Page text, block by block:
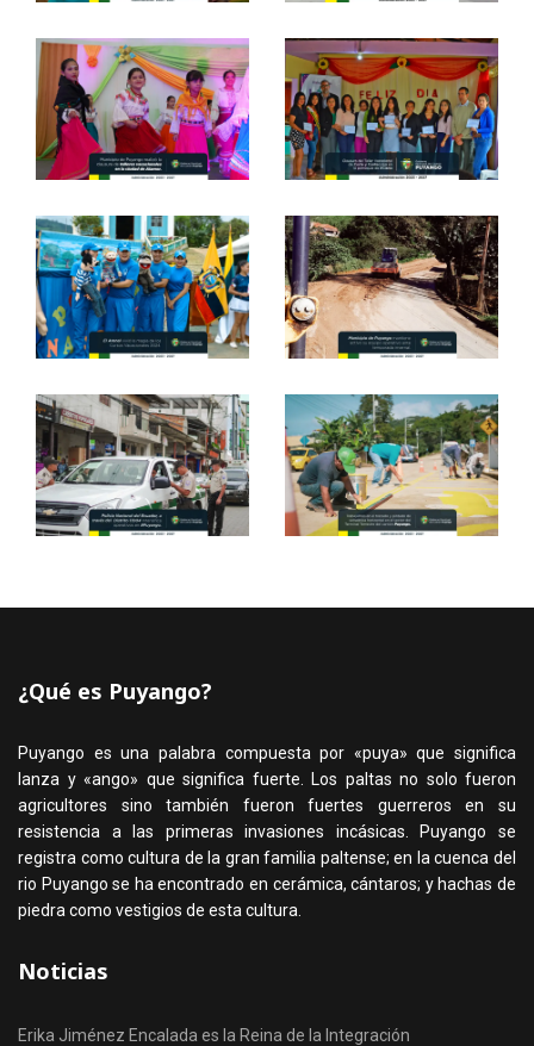
¿Qué es Puyango?
Puyango es una palabra compuesta por «puya» que significa
lanza y «ango» que significa fuerte. Los paltas no solo fueron
agricultores sino también fueron fuertes guerreros en su
resistencia a las primeras invasiones incásicas. Puyango se
registra como cultura de la gran familia paltense; en la cuenca del
rio Puyango se ha encontrado en cerámica, cántaros; y hachas de
piedra como vestigios de esta cultura.
Noticias
Erika Jiménez Encalada es la Reina de la Integración